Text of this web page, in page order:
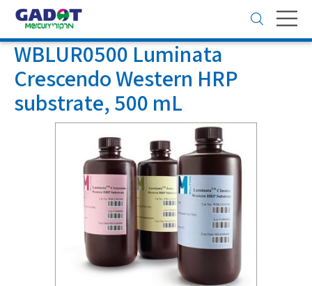
Toggle
navigation
WBLUR0500 Luminata
Crescendo Western HRP
substrate, 500 mL